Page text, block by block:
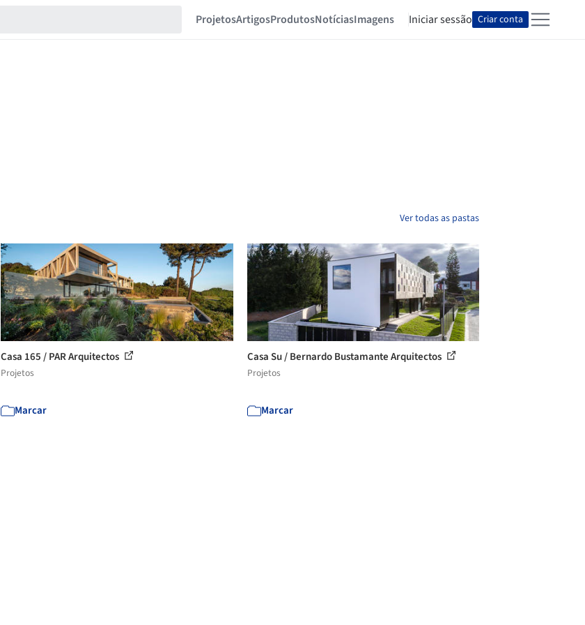
ProjetosArtigosProdutosNotíciasImagens Iniciar sessão Criar conta
Ver todas as pastas
Casa 165 / PAR Arquitectos
Projetos
Marcar
Casa Su / Bernardo Bustamante Arquitectos
Projetos
Marcar